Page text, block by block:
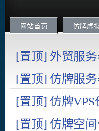
网站首页 仿牌虚
[置顶] 外贸服
国内在严打诈骗
[置顶] 仿牌服
[置顶] 仿牌VPS
[置顶] 仿牌空